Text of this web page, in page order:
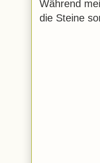
Während
die Steine